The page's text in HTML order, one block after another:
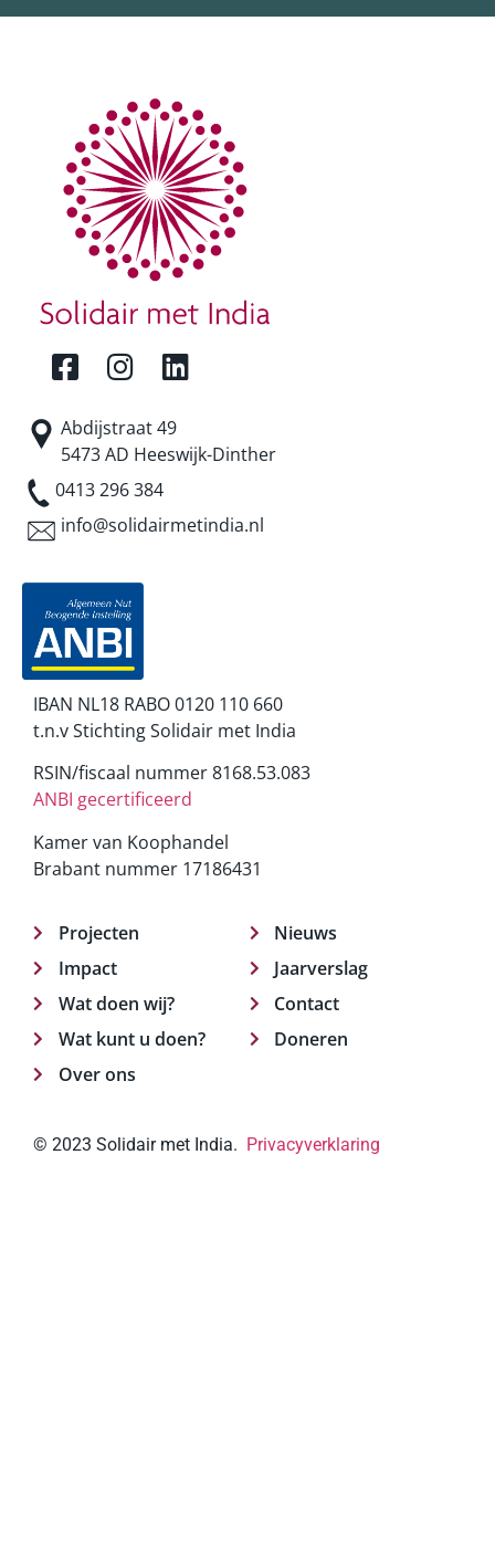
Abdijstraat 49
5473 AD Heeswijk-Dinther
0413 296 384
info@solidairmetindia.nl
IBAN NL18 RABO 0120 110 660
t.n.v Stichting Solidair met India
RSIN/fiscaal nummer 8168.53.083
ANBI gecertificeerd
Kamer van Koophandel
Brabant nummer 17186431
Projecten
Impact
Wat doen wij?
Wat kunt u doen?
Over ons
Nieuws
Jaarverslag
Contact
Doneren
© 2023 Solidair met India. Privacyverklaring